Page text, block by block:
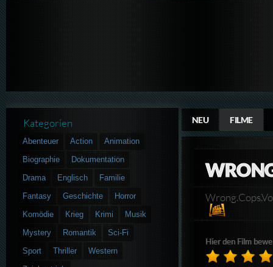
NEU FILME
Hier den Film
Kategorien
Abenteuer Action
Animation
Biographie
Dokumentation
Drama
Englisch
Familie
Fantasy
Geschichte
Horror
Komödie
Krieg Krimi
Musik
Mystery
Romantik
Sci-Fi
Sport
Thriller
Western